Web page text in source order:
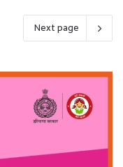
Next page